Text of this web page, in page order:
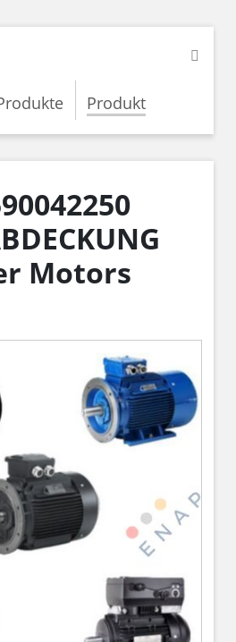
Produkt
Motors